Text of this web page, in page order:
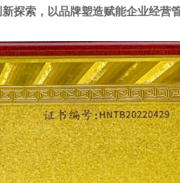
探索，以品牌塑造赋能企业经营